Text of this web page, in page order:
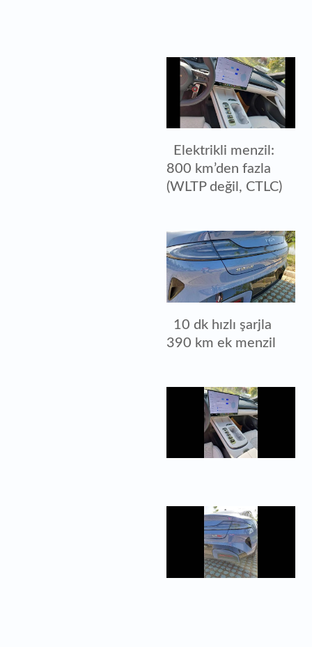
Elektrikli menzil:
800 km’den fazla
(WLTP değil, CTLC)
10 dk hızlı şarjla
390 km ek menzil